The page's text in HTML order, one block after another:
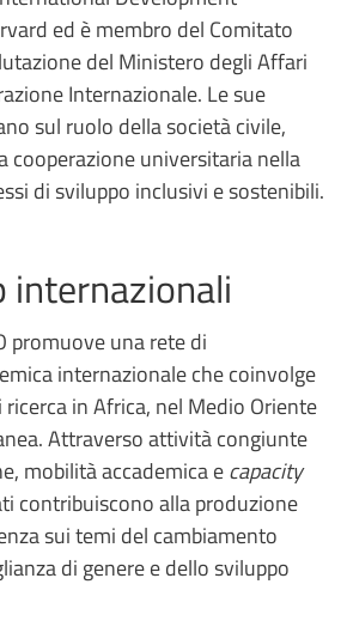
ed è membro del Comitato
del Ministero degli Affari
Internazionale. Le sue
sul ruolo della società civile,
cooperazione universitaria nella
di sviluppo inclusivi e sostenibili.
internazionali
promuove una rete di
internazionale che coinvolge
in Africa, nel Medio Oriente
Attraverso attività congiunte
mobilità accademica ecapacity
contribuiscono alla produzione
sui temi del cambiamento
di genere e dello sviluppo